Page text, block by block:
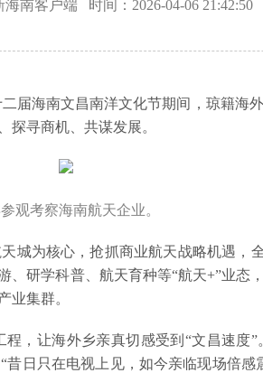
南客户端 时间：2026-04-06 21:42:50
届海南文昌南洋文化节期间，琼籍海
探寻商机、共谋发展。
观考察海南航天企业。
城为核心，抢抓商业航天战略机遇，
研学科普、航天育种等“航天+”业态
业集群。
，让海外乡亲真切感受到“文昌速度
日只在电视上见，如今亲临现场倍感